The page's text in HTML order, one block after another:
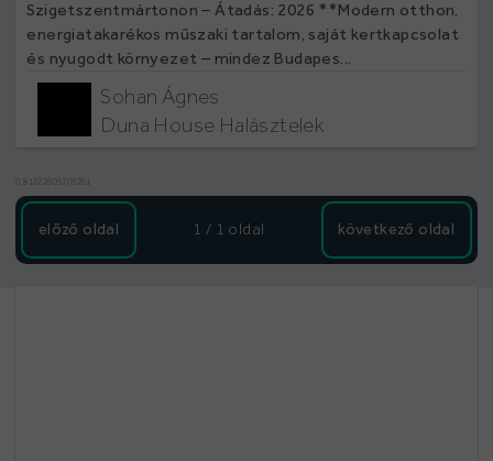
Szigetszentmártonon – Átadás: 2026 **Modern otthon,
energiatakarékos műszaki tartalom, saját kertkapcsolat
és nyugodt környezet – mindez Budapes...
Sohan Ágnes
Duna House Halásztelek
0.81222605705261
előző oldal 1 / 1 oldal következő oldal